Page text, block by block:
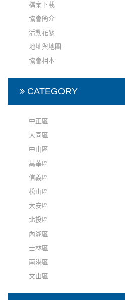
檔案下載
協會簡介
活動花絮
地址與地圖
協會相本
CATEGORY
中正區
大同區
中山區
萬華區
信義區
松山區
大安區
北投區
內湖區
士林區
南港區
文山區